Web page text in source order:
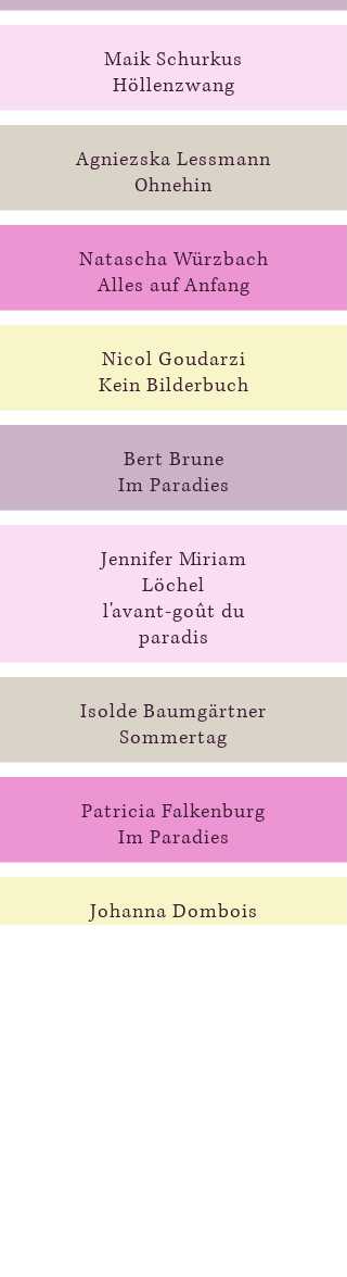
Maik Schurkus
Höllenzwang
Agniezska Lessmann
Ohnehin
Natascha Würzbach
Alles auf Anfang
Nicol Goudarzi
Kein Bilderbuch
Bert Brune
Im Paradies
Jennifer Miriam
Löchel
l'avant-goût du
paradis
Isolde Baumgärtner
Sommertag
Patricia Falkenburg
Im Paradies
Johanna Dombois